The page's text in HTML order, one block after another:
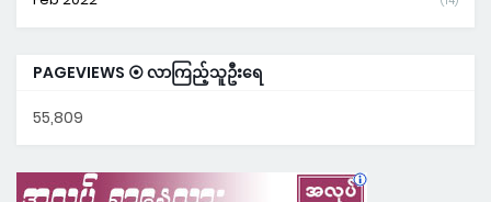
PAGEVIEWS ⦿ လာကြည့်သူဦးရေ
55,809